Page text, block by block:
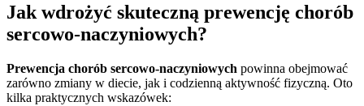
Jak wdrożyć skuteczną prewencję chorób
sercowo-naczyniowych?
Prewencja chorób sercowo-naczyniowych powinna obejmować
zarówno zmiany w diecie, jak i codzienną aktywność fizyczną. Oto
kilka praktycznych wskazówek: